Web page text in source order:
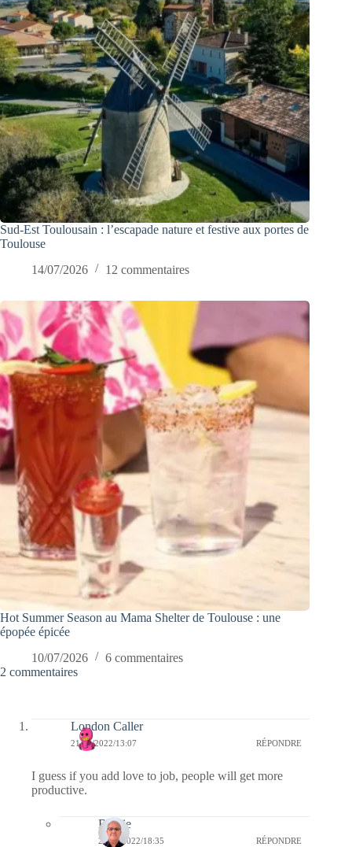
Sud-Est Toulousain : l’escapade nature et festive aux portes de
Toulouse
14/07/2026
12 commentaires
Hot Summer Season au Mama Shelter de Toulouse : une
épopée épicée
10/07/2026
6 commentaires
2 commentaires
London Caller
21/02/2022/13:07 RÉPONDRE
I guess if you add love to job, people will get more
productive.
Bernie
25/02/2022/18:35 RÉPONDRE